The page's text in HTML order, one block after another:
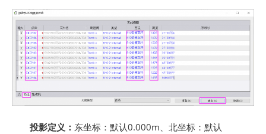
投影定义： 东坐标：默认0.000m、北坐标：默认